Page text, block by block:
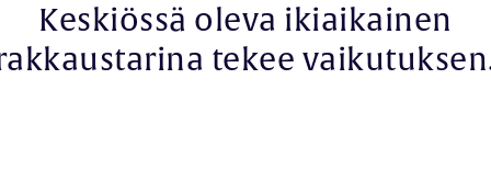
Keskiössä oleva ikiaikainen
tekee